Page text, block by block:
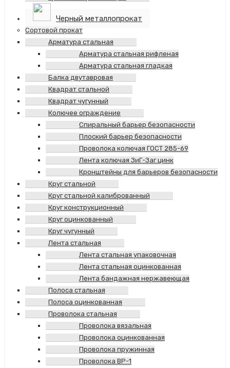
Черный металлопрокат
Сортовой прокат
Арматура стальная
Арматура стальная рифленая
Арматура стальная гладкая
Балка двутавровая
Квадрат стальной
Квадрат чугунный
Колючее ограждение
Спиральный барьер безопасности
Плоский барьер безопасности
Проволока колючая ГОСТ 285-69
Лента колючая ЗиГ-Заг цинк
Кронштейны для барьеров безопасности
Круг стальной
Круг стальной калиброванный
Круг конструкционный
Круг оцинкованный
Круг чугунный
Лента стальная
Лента стальная упаковочная
Лента стальная оцинкованная
Лента бандажная нержавеющая
Полоса стальная
Полоса оцинкованная
Проволока стальная
Проволока вязальная
Проволока оцинкованная
Проволока пружинная
Проволока ВР-1